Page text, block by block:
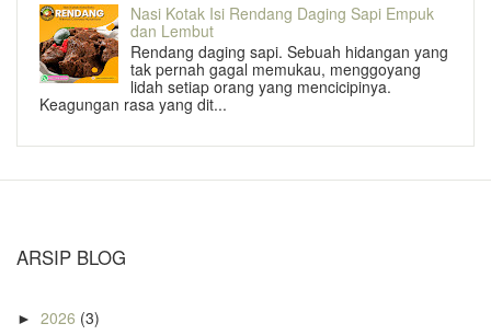
Nasi Kotak Isi Rendang Daging Sapi Empuk
dan Lembut
Rendang daging sapi. Sebuah hidangan yang
tak pernah gagal memukau, menggoyang
lidah setiap orang yang mencicipinya.
Keagungan rasa yang dit...
ARSIP BLOG
► 2026 (3)